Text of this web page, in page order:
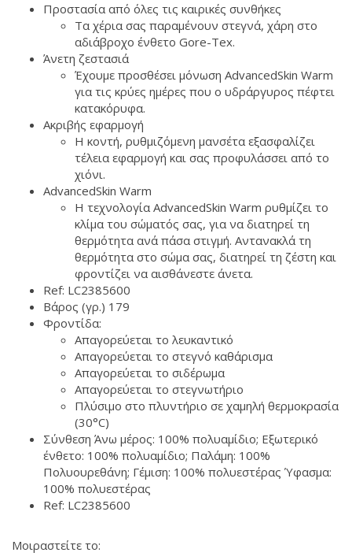
Προστασία από όλες τις καιρικές συνθήκες
Τα χέρια σας παραμένουν στεγνά, χάρη στο
αδιάβροχο ένθετο Gore-Tex.
Άνετη ζεστασιά
Έχουμε προσθέσει μόνωση AdvancedSkin Warm
για τις κρύες ημέρες που ο υδράργυρος πέφτει
κατακόρυφα.
Ακριβής εφαρμογή
Η κοντή, ρυθμιζόμενη μανσέτα εξασφαλίζει
τέλεια εφαρμογή και σας προφυλάσσει από το
χιόνι.
AdvancedSkin Warm
Η τεχνολογία AdvancedSkin Warm ρυθμίζει το
κλίμα του σώματός σας, για να διατηρεί τη
θερμότητα ανά πάσα στιγμή. Αντανακλά τη
θερμότητα στο σώμα σας, διατηρεί τη ζέστη και
φροντίζει να αισθάνεστε άνετα.
Ref: LC2385600
Βάρος (γρ.) 179
Φροντίδα:
Απαγορεύεται το λευκαντικό
Απαγορεύεται το στεγνό καθάρισμα
Απαγορεύεται το σιδέρωμα
Απαγορεύεται το στεγνωτήριο
Πλύσιμο στο πλυντήριο σε χαμηλή θερμοκρασία
(30°C)
Σύνθεση Άνω μέρος: 100% πολυαμίδιο; Εξωτερικό
ένθετο: 100% πολυαμίδιο; Παλάμη: 100%
Πολυουρεθάνη; Γέμιση: 100% πολυεστέρας Ύφασμα:
100% πολυεστέρας
Ref: LC2385600
Μοιραστείτε το: